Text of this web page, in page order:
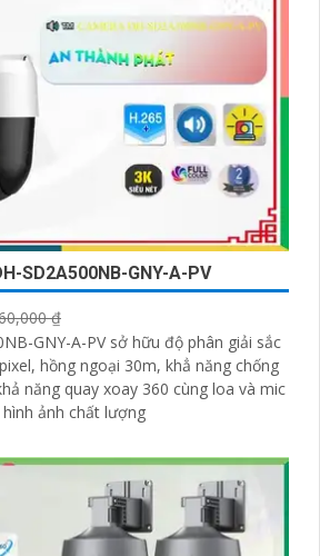
SD2A500NB-GNY-A-PV
₫
GNY-A-PV sở hữu độ phân giải sắc
hồng ngoại 30m, khẳ năng chống
năng quay xoay 360 cùng loa và mic
ảnh chất lượng